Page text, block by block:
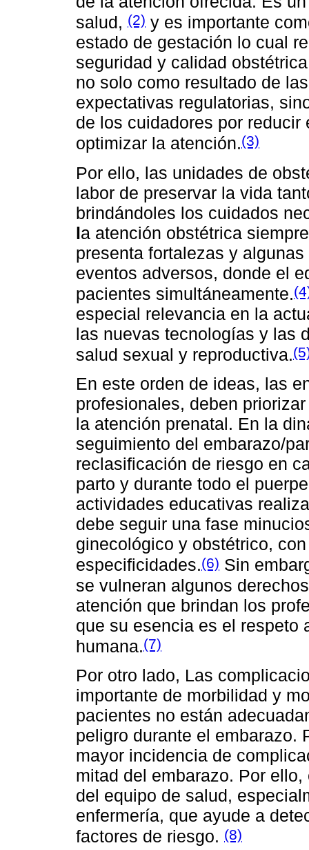
salud, (2) y es importante
estado de gestación lo cual
seguridad y calidad
no solo como resultado de
expectativas regulatorias,
de los cuidadores por
optimizar la atención.(3)
Por ello, las unidades de
labor de preservar la vida
brindándoles los cuidados
la atención obstétrica
presenta fortalezas y
eventos adversos, donde el
pacientes simultáneamente.
especial relevancia en la
las nuevas tecnologías y las
salud sexual y reproductiva.
En este orden de ideas, las
profesionales, deben
la atención prenatal. En la
seguimiento del embarazo/
reclasificación de riesgo en
parto y durante todo el
actividades educativas
debe seguir una fase
ginecológico y obstétrico,
especificidades.(6) Sin
se vulneran algunos
atención que brindan los
que su esencia es el respeto
humana.(7)
Por otro lado, Las
importante de morbilidad y
pacientes no están
peligro durante el embarazo.
mayor incidencia de
mitad del embarazo. Por
del equipo de salud,
enfermería, que ayude a
factores de riesgo. (8)